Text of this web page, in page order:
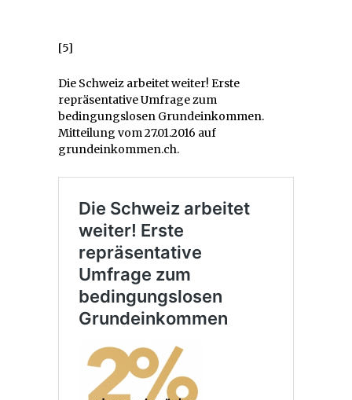
[5]
Die Schweiz arbeitet weiter! Erste
repräsentative Umfrage zum
bedingungslosen Grundeinkommen.
Mitteilung vom 27.01.2016 auf
grundeinkommen.ch.